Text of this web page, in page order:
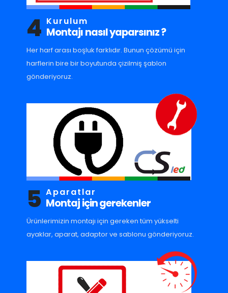
4 Kurulum
Montajı nasıl yaparsınız ?
Her harf arası boşluk farklıdır. Bunun çözümü için
harflerin bire bir boyutunda çizilmiş şablon
gönderiyoruz.
5 Aparatlar
Montaj için gerekenler
Ürünlerimizin montajı için gereken tüm yükselti
ayaklar, aparat, adaptor ve sablonu gönderiyoruz.